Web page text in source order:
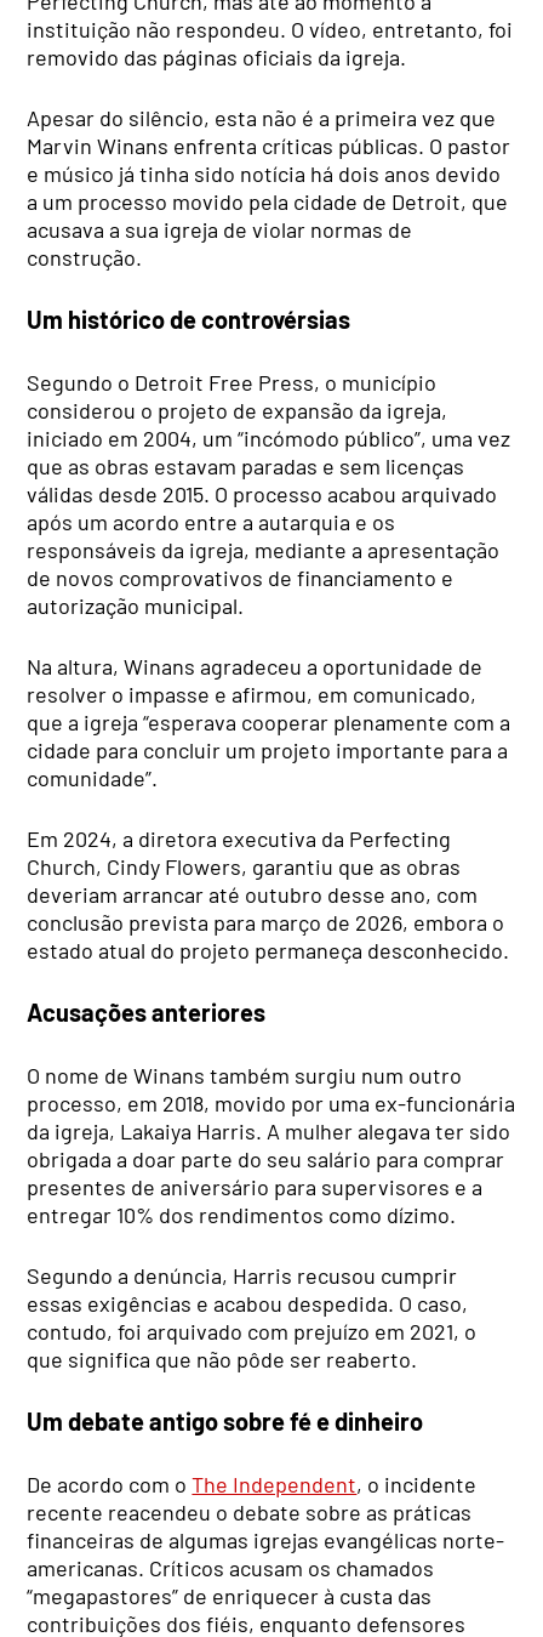
instituição não respondeu. O vídeo, entretanto, foi
removido das páginas oficiais da igreja.
Apesar do silêncio, esta não é a primeira vez que
Marvin Winans enfrenta críticas públicas. O pastor
e músico já tinha sido notícia há dois anos devido
a um processo movido pela cidade de Detroit, que
acusava a sua igreja de violar normas de
construção.
Um histórico de controvérsias
Segundo o Detroit Free Press, o município
considerou o projeto de expansão da igreja,
iniciado em 2004, um “incómodo público”, uma vez
que as obras estavam paradas e sem licenças
válidas desde 2015. O processo acabou arquivado
após um acordo entre a autarquia e os
responsáveis da igreja, mediante a apresentação
de novos comprovativos de financiamento e
autorização municipal.
Na altura, Winans agradeceu a oportunidade de
resolver o impasse e afirmou, em comunicado,
que a igreja “esperava cooperar plenamente com a
cidade para concluir um projeto importante para a
comunidade”.
Em 2024, a diretora executiva da Perfecting
Church, Cindy Flowers, garantiu que as obras
deveriam arrancar até outubro desse ano, com
conclusão prevista para março de 2026, embora o
estado atual do projeto permaneça desconhecido.
Acusações anteriores
O nome de Winans também surgiu num outro
processo, em 2018, movido por uma ex-funcionária
da igreja, Lakaiya Harris. A mulher alegava ter sido
obrigada a doar parte do seu salário para comprar
presentes de aniversário para supervisores e a
entregar 10% dos rendimentos como dízimo.
Segundo a denúncia, Harris recusou cumprir
essas exigências e acabou despedida. O caso,
contudo, foi arquivado com prejuízo em 2021, o
que significa que não pôde ser reaberto.
Um debate antigo sobre fé e dinheiro
De acordo com oThe Independent, o incidente
recente reacendeu o debate sobre as práticas
financeiras de algumas igrejas evangélicas norte-
americanas. Críticos acusam os chamados
“megapastores” de enriquecer à custa das
contribuições dos fiéis, enquanto defensores